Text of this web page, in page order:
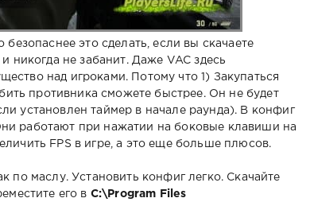
безопаснее это сделать, если вы скачаете
никогда не забанит. Даже VAC здесь
над игроками. Потому что 1) Закупаться
противника сможете быстрее. Он не будет
установлен таймер в начале раунда). В конфиг
работают при нажатии на боковые клавиши на
FPS в игре, а это еще больше плюсов.
по маслу. Установить конфиг легко. Скачайте
его в C:\Program Files